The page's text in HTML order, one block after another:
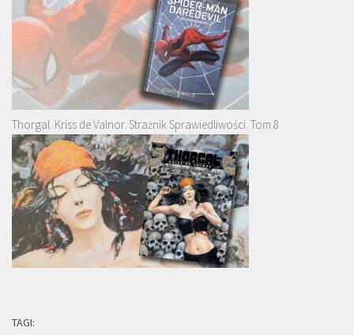
Thorgal. Kriss de Valnor. Strażnik Sprawiedliwości. Tom 8
TAGI: